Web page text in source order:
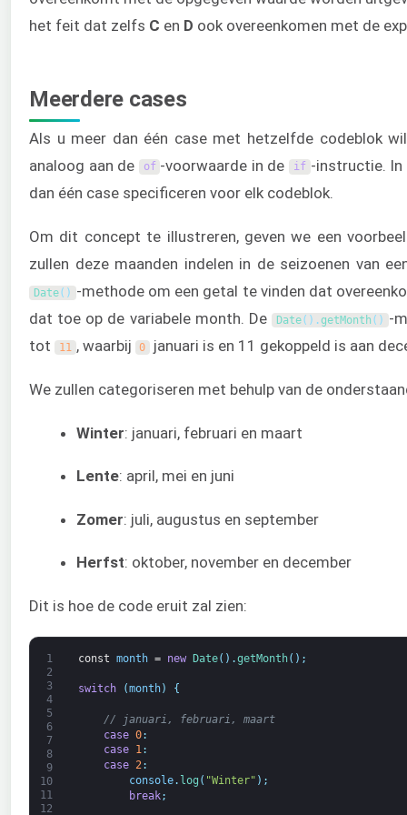
het feit dat zelfs C en D ook overeenkomen met de
Meerdere cases
Als u meer dan één case met hetzelfde codeblok
analoog aan de
of -voorwaarde in de if -instructie. In
dan één case specificeren voor elk codeblok.
Om dit concept te illustreren, geven we een
zullen deze maanden indelen in de seizoenen van
Date( ) -methode om een getal te vinden dat
dat toe op de variabele month. De Date( ) .getMonth ( ) -
tot
11 , waarbij 0 januari is en 11 gekoppeld is aan
We zullen categoriseren met behulp van de
Winter: januari, februari en maart
Lente: april, mei en juni
Zomer: juli, augustus en september
Herfst: oktober, november en december
Dit is hoe de code eruit zal zien:
1
2
3
4
5
6
7
8
9
10
11
12
const month = new Date( ) .getMonth( ) ;
switch (month) {
// januari, februari, maart
case 0:
case
1:
case 2:
console. log ( "Winter" ) ;
break;